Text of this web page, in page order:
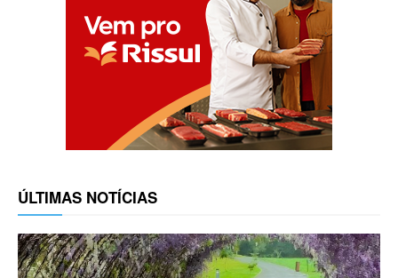
ÚLTIMAS NOTÍCIAS